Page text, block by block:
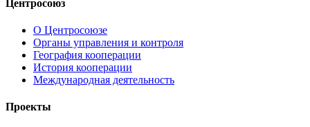
Центросоюз
О Центросоюзе
Органы управления и контроля
География кооперации
История кооперации
Международная деятельность
Проекты